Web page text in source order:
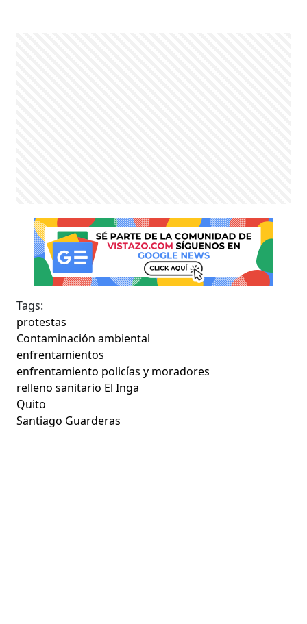
Tags:
protestas
Contaminación ambiental
enfrentamientos
enfrentamiento policías y moradores
relleno sanitario El Inga
Quito
Santiago Guarderas